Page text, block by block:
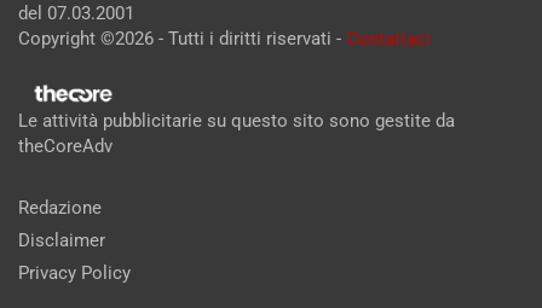
del 07.03.2001
Copyright ©2026 - Tutti i diritti riservati - Contattaci
Le attività pubblicitarie su questo sito sono gestite da
theCoreAdv
Redazione
Disclaimer
Privacy Policy